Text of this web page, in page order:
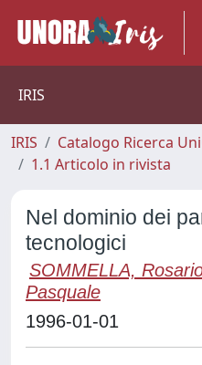
IRIS
IRIS Catalogo Ricerca
1.1 Articolo in rivista
Nel dominio dei
tecnologici
SOMMELLA,
Pasquale
1996-01-01